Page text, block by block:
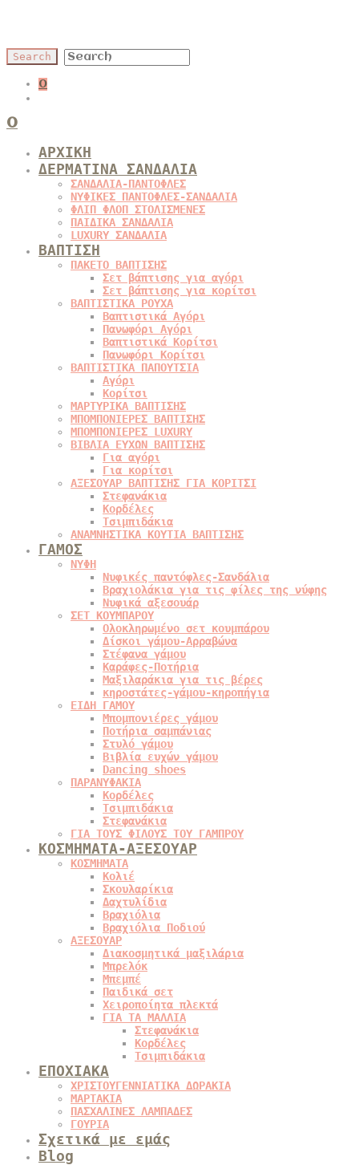
0
0
ΑΡΧΙΚΗ
ΔΕΡΜΑΤΙΝΑ ΣΑΝΔΑΛΙΑ
ΣΑΝΔΑΛΙΑ-ΠΑΝΤΟΦΛΕΣ
ΝΥΦΙΚΕΣ ΠΑΝΤΟΦΛΕΣ-ΣΑΝΔΑΛΙΑ
ΦΛΙΠ ΦΛΟΠ ΣΤΟΛΙΣΜΕΝΕΣ
ΠΑΙΔΙΚΑ ΣΑΝΔΑΛΙΑ
LUXURY ΣΑΝΔΑΛΙΑ
ΒΑΠΤΙΣΗ
ΠΑΚΕΤΟ ΒΑΠΤΙΣΗΣ
Σετ βάπτισης για αγόρι
Σετ βάπτισης για κορίτσι
ΒΑΠΤΙΣΤΙΚΑ ΡΟΥΧΑ
Βαπτιστικά Αγόρι
Πανωφόρι Αγόρι
Βαπτιστικά Κορίτσι
Πανωφόρι Κορίτσι
ΒΑΠΤΙΣΤΙΚΑ ΠΑΠΟΥΤΣΙΑ
Αγόρι
Κορίτσι
ΜΑΡΤΥΡΙΚΑ ΒΑΠΤΙΣΗΣ
ΜΠΟΜΠΟΝΙΕΡΕΣ ΒΑΠΤΙΣΗΣ
ΜΠΟΜΠΟΝΙΕΡΕΣ LUXURY
ΒΙΒΛΙΑ ΕΥΧΩΝ ΒΑΠΤΙΣΗΣ
Για αγόρι
Για κορίτσι
ΑΞΕΣΟΥΑΡ ΒΑΠΤΙΣΗΣ ΓΙΑ ΚΟΡΙΤΣΙ
Στεφανάκια
Κορδέλες
Τσιμπιδάκια
ΑΝΑΜΝΗΣΤΙΚΑ ΚΟΥΤΙΑ ΒΑΠΤΙΣΗΣ
ΓΑΜΟΣ
ΝΥΦΗ
Νυφικές παντόφλες-Σανδάλια
Βραχιολάκια για τις φίλες της νύφης
Νυφικά αξεσουάρ
ΣΕΤ ΚΟΥΜΠΑΡΟΥ
Ολοκληρωμένο σετ κουμπάρου
Δίσκοι γάμου-Αρραβώνα
Στέφανα γάμου
Καράφες-Ποτήρια
Μαξιλαράκια για τις βέρες
κηροστάτες-γάμου-κηροπήγια
ΕΙΔΗ ΓΑΜΟΥ
Μπομπονιέρες γάμου
Ποτήρια σαμπάνιας
Στυλό γάμου
Βιβλία ευχών γάμου
Dancing shoes
ΠΑΡΑΝΥΦΑΚΙΑ
Κορδέλες
Τσιμπιδάκια
Στεφανάκια
ΓΙΑ ΤΟΥΣ ΦΙΛΟΥΣ ΤΟΥ ΓΑΜΠΡΟΥ
ΚΟΣΜΗΜΑΤΑ-ΑΞΕΣΟΥΑΡ
ΚΟΣΜΗΜΑΤΑ
Κολιέ
Σκουλαρίκια
Δαχτυλίδια
Βραχιόλια
Βραχιόλια Ποδιού
ΑΞΕΣΟΥΑΡ
Διακοσμητικά μαξιλάρια
Μπρελόκ
Μπεμπέ
Παιδικά σετ
Χειροποίητα πλεκτά
ΓΙΑ ΤΑ ΜΑΛΛΙΑ
Στεφανάκια
Κορδέλες
Τσιμπιδάκια
ΕΠΟΧΙΑΚΑ
ΧΡΙΣΤΟΥΓΕΝΝΙΑΤΙΚΑ ΔΩΡΑΚΙΑ
ΜΑΡΤΑΚΙΑ
ΠΑΣΧΑΛΙΝΕΣ ΛΑΜΠΑΔΕΣ
ΓΟΥΡΙΑ
Σχετικά με εμάς
Blog